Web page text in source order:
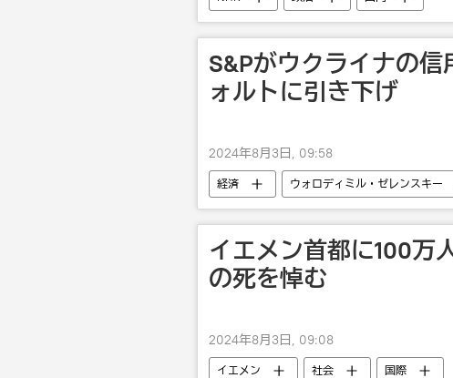
S&Pがウクライナの
ォルトに引き下げ
2024年8月3日, 09:58
経済 ウォロディミル・ゼレンスキー
イエメン首都に100万
の死を悼む
2024年8月3日, 09:08
イエメン 社会 国際